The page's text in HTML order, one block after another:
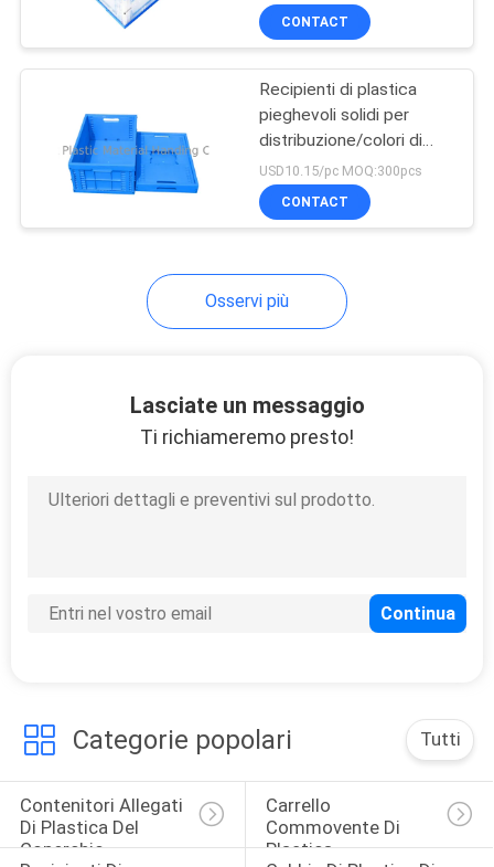
Euro pallet di
13
Pallet di plastica
sistemabili
pieganti
14
apparecchi
CONTACT
Recipienti di plastica
pieghevoli solidi per
distribuzione/colori di
separazione su misura
USD10.15/pc MOQ:300pcs
CONTACT
Osservi più
Lasciate un messaggio
Ti richiameremo presto!
Categorie popolari Tutti
Contenitori Allegati
Di Plastica Del
Coperchio
Carrello
Commovente Di
Plastica